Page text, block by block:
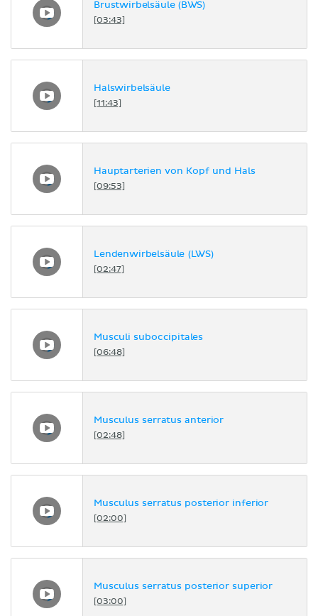
Brustwirbelsäule (BWS)
[03:43]
Halswirbelsäule
[11:43]
Hauptarterien von Kopf und Hals
[09:53]
Lendenwirbelsäule (LWS)
[02:47]
Musculi suboccipitales
[06:48]
Musculus serratus anterior
[02:48]
Musculus serratus posterior inferior
[02:00]
Musculus serratus posterior superior
[03:00]